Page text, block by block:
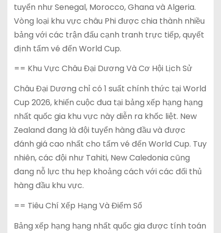
tuyển như Senegal, Morocco, Ghana và Algeria.
Vòng loại khu vực châu Phi được chia thành nhiều
bảng với các trận đấu cạnh tranh trực tiếp, quyết
định tấm vé đến World Cup.
== Khu Vực Châu Đại Dương Và Cơ Hội Lịch Sử
Châu Đại Dương chỉ có 1 suất chính thức tại World
Cup 2026, khiến cuộc đua tại bảng xếp hạng hạng
nhất quốc gia khu vực này diễn ra khốc liệt. New
Zealand đang là đội tuyển hàng đầu và được
đánh giá cao nhất cho tấm vé đến World Cup. Tuy
nhiên, các đội như Tahiti, New Caledonia cũng
đang nỗ lực thu hẹp khoảng cách với các đối thủ
hàng đầu khu vực.
== Tiêu Chí Xếp Hạng Và Điểm Số
Bảng xếp hạng hạng nhất quốc gia được tính toán